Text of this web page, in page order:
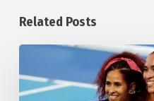
Related Posts
Cuba
ocho